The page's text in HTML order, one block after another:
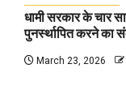
धामी सरकार के चार
पुनर्स्थापित करने का
March 23, 2026